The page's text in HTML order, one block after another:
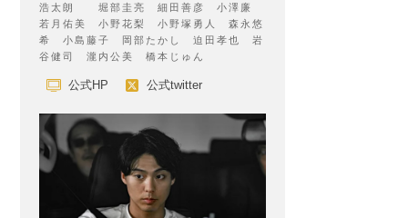
浩太朗 堀部圭亮 細田善彦 小澤廉
若月佑美 小野花梨 小野塚勇人 森永悠
希 小島藤子 岡部たかし 迫田孝也 岩
谷健司 瀧内公美 橋本じゅん
公式HP 公式twitter